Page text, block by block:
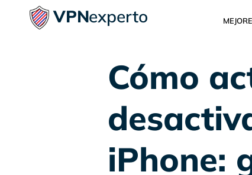
VPNexperto
Cómo
iPhone: